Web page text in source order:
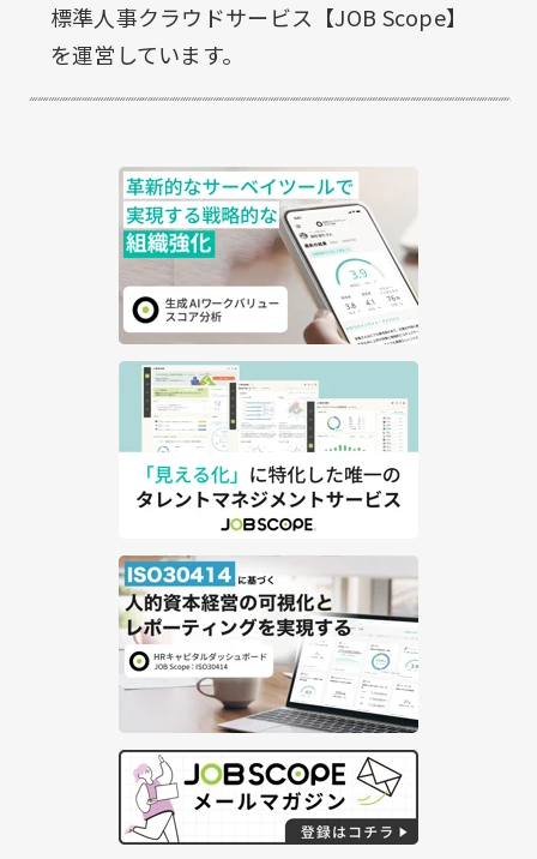
標準人事クラウドサービス【JOB Scope】
を運営しています。